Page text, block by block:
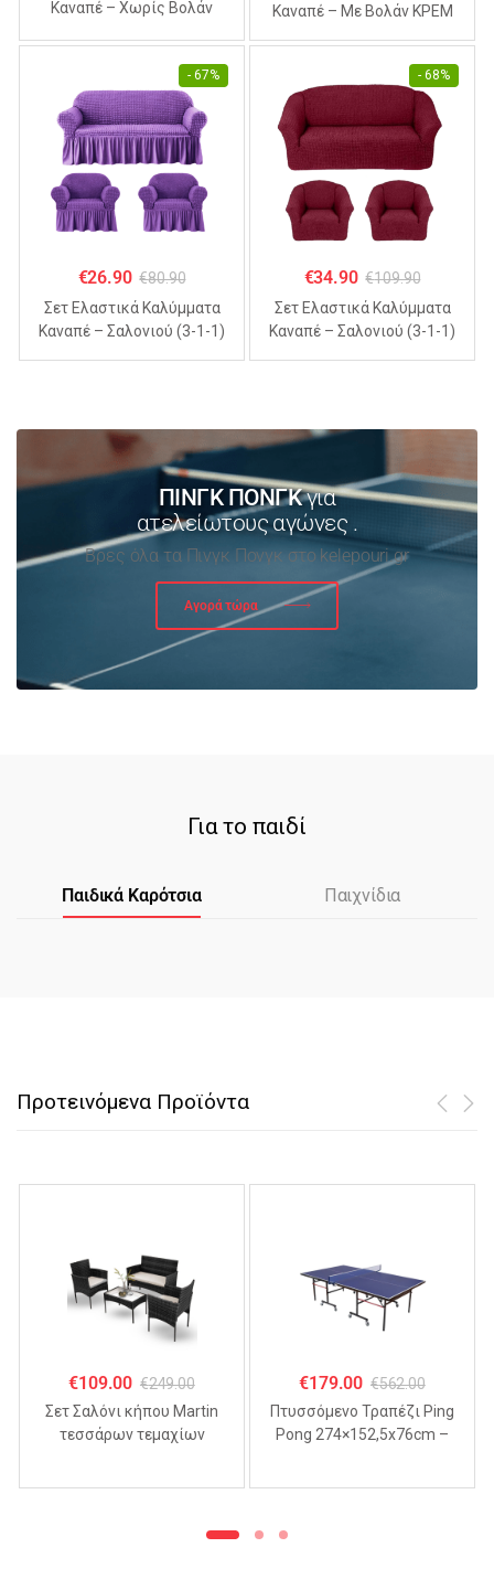
Καναπέ – Χωρίς Βολάν
Καναπέ – Με Βολάν ΚΡΕΜ
- 67%
€26.90 €80.90
Σετ Ελαστικά Καλύμματα
Καναπέ – Σαλονιού (3-1-1)
- 68%
€34.90 €109.90
Σετ Ελαστικά Καλύμματα
Καναπέ – Σαλονιού (3-1-1)
ΠΙΝΓΚ ΠΟΝΓΚγια
ατελείωτους αγώνες .
Βρες όλα τα Πινγκ Πονγκ στο kelepouri.gr
Αγορά τώρα
Για το παιδί
Παιδικά Καρότσια Παιχνίδια
Προτεινόμενα Προϊόντα
€109.00 €249.00
Σετ Σαλόνι κήπου Martin
τεσσάρων τεμαχίων
€179.00 €562.00
Πτυσσόμενo Τραπέζι Ping
Pong 274×152,5x76cm –